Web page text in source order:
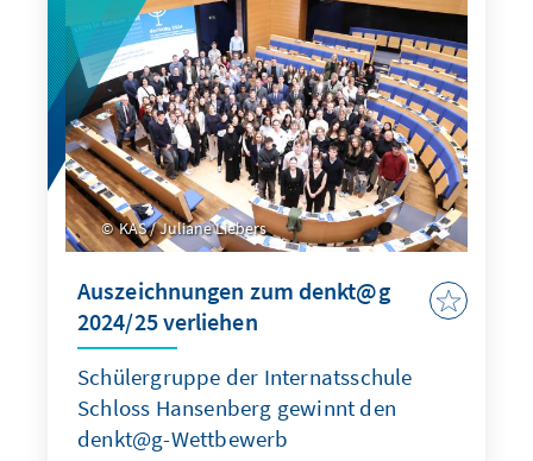
KAS / Juliane Liebers
Auszeichnungen zum denkt@g
2024/25 verliehen
Schülergruppe der Internatsschule
Schloss Hansenberg gewinnt den
denkt@g-Wettbewerb